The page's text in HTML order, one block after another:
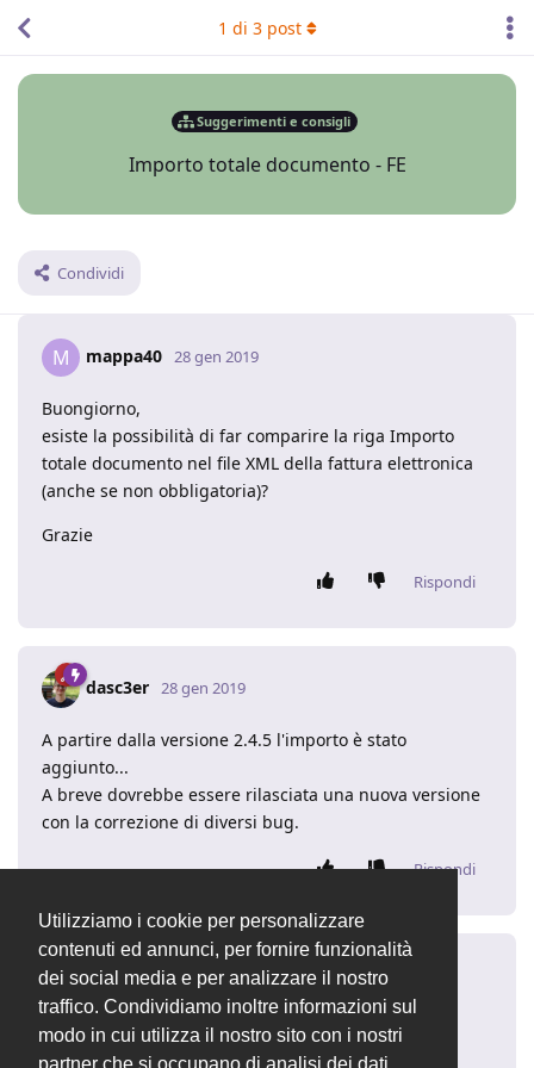
Utilizziamo i cookie per personalizzare
contenuti ed annunci, per fornire funzionalità
dei social media e per analizzare il nostro
traffico. Condividiamo inoltre informazioni sul
modo in cui utilizza il nostro sito con i nostri
Suggerimenti e consigli
Importo totale documento - FE
Condividi
1 di 3post
M mappa40 28 gen 2019
Buongiorno,
esiste la possibilità di far comparire la riga Importo
totale documento nel file XML della fattura elettronica
(anche se non obbligatoria)?
Grazie
Rispondi
dasc3er 28 gen 2019
A partire dalla versione 2.4.5 l'importo è stato
aggiunto...
A breve dovrebbe essere rilasciata una nuova versione
con la correzione di diversi bug.
Rispondi
M mappa40 28 gen 2019
Grazie